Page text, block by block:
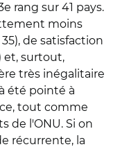
rang sur 41 pays.
moins
de satisfaction
et, surtout,
très inégalitaire
été pointé à
tout comme
de l'ONU. Si on
récurrente, la